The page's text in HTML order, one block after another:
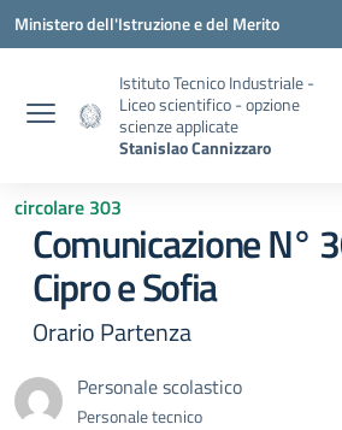
Vai ai contenuti
Vai al menu di navigazione
Vai al footer
Ministero dell'Istruzione e del Merito
Istituto Tecnico Industriale -
Liceo scientifico - opzione
scienze applicate
Stanislao Cannizzaro
circolare 303
Comunicazione N°
Cipro e Sofia
Orario Partenza
Personale scolastico
Personale tecnico